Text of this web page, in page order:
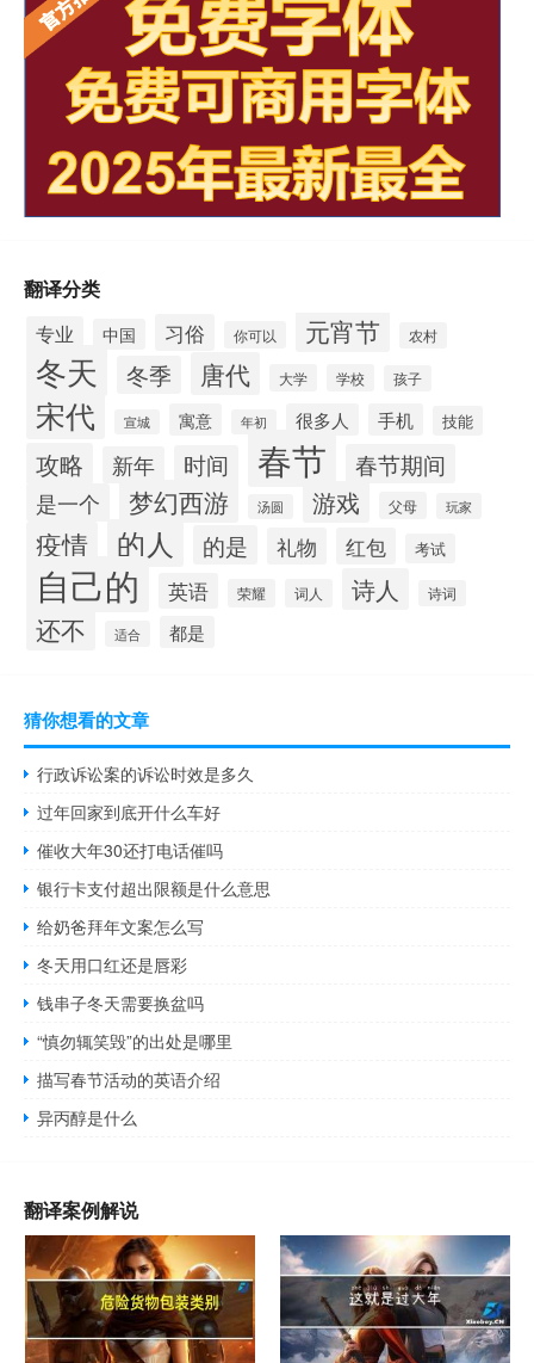
翻译分类
专业
中国 习俗 你可以 元宵节 农村
冬天 冬季 唐代 大学 学校 孩子
宋代 宣城 寓意 年初 很多人 手机 技能
攻略 新年 时间 春节 春节期间
是一个 梦幻西游 汤圆 游戏 父母 玩家
疫情 的人 的是 礼物 红包 考试
自己的 英语 荣耀 词人 诗人 诗词
还不 适合 都是
猜你想看的文章
行政诉讼案的诉讼时效是多久
过年回家到底开什么车好
催收大年30还打电话催吗
银行卡支付超出限额是什么意思
给奶爸拜年文案怎么写
冬天用口红还是唇彩
钱串子冬天需要换盆吗
“慎勿辄笑毁”的出处是哪里
描写春节活动的英语介绍
异丙醇是什么
翻译案例解说